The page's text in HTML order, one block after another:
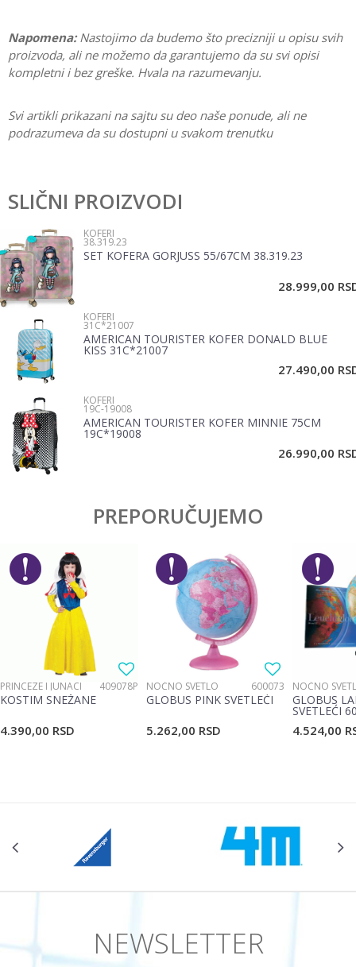
Napomena:Nastojimo da budemo što precizniji u opisu svih
proizvoda, ali ne možemo da garantujemo da su svi opisi
kompletni i bez greške. Hvala na razumevanju.
Svi artikli prikazani na sajtu su deo naše ponude, ali ne
podrazumeva da su dostupni u svakom trenutku
Brend
Ime/Nadimak
Email
Poruka
SLIČNI PROIZVODI
KOFERI
38.319.23
SET KOFERA GORJUSS 55/67CM 38.319.23
28.999,00
KOFERI
31C*21007
AMERICAN TOURISTER KOFER DONALD BLUE
KISS 31C*21007
27.490,00
KOFERI
19C-19008
AMERICAN TOURISTER KOFER MINNIE 75CM
19C*19008
26.990,00
PREPORUČUJEMO
PRINCEZE I JUNACI 409078P
KOSTIM SNEŽANE
4.390,00 RSD
NOĆNO SVETLO 600073
GLOBUS PINK SVETLEĆI
5.262,00 RSD
NOĆNO
GLOBUS
SVETLEĆI
4.524,00
NEWSLETTER